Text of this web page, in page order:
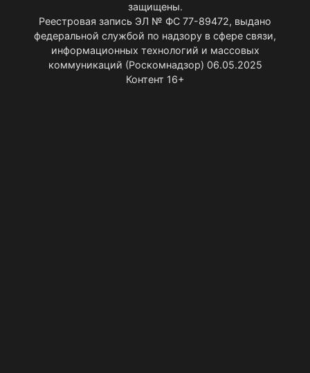
защищены.
Реестровая запись ЭЛ № ФС 77-89472, выдано
федеральной службой по надзору в сфере связи,
информационных технологий и массовых
коммуникаций (Роскомнадзор) 06.05.2025
Контент 16+